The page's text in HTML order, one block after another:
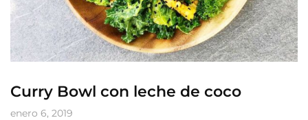
Curry Bowl con leche de coco
enero 6, 2019